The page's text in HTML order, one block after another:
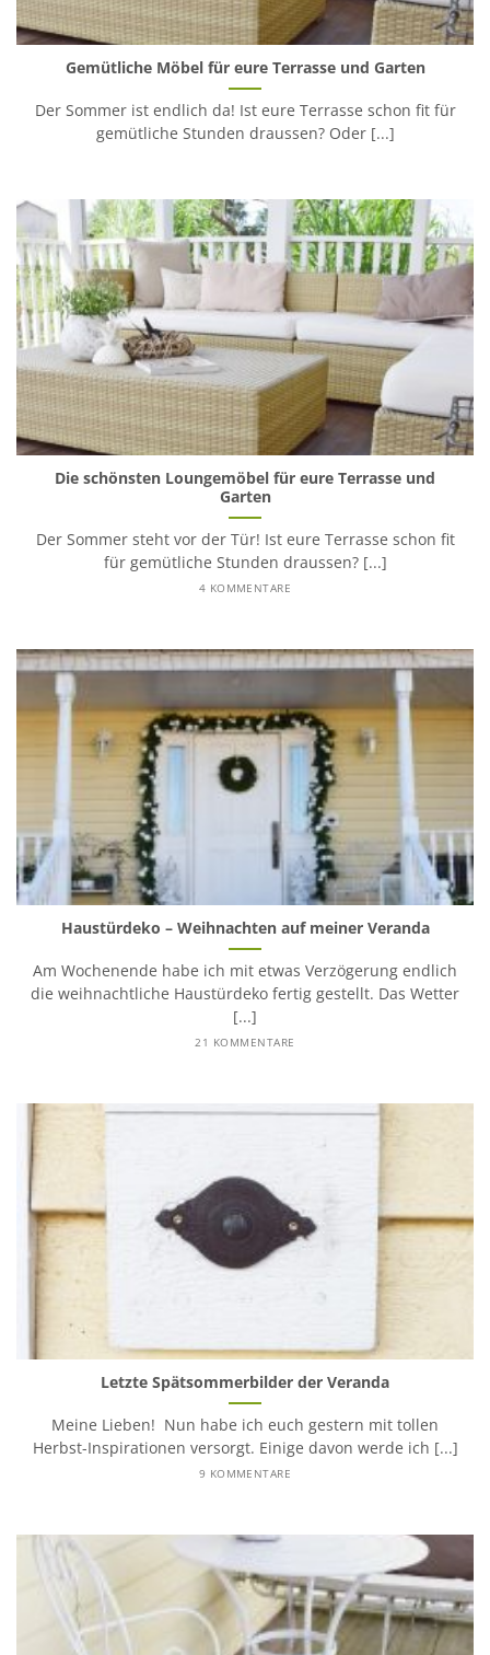
Gemütliche Möbel für eure Terrasse und Garten
Der Sommer ist endlich da! Ist eure Terrasse schon fit für
gemütliche Stunden draussen? Oder [...]
Die schönsten Loungemöbel für eure Terrasse und
Garten
Der Sommer steht vor der Tür! Ist eure Terrasse schon fit
für gemütliche Stunden draussen? [...]
4 KOMMENTARE
Haustürdeko – Weihnachten auf meiner Veranda
Am Wochenende habe ich mit etwas Verzögerung endlich
die weihnachtliche Haustürdeko fertig gestellt. Das Wetter
[...]
21 KOMMENTARE
Letzte Spätsommerbilder der Veranda
Meine Lieben! Nun habe ich euch gestern mit tollen
Herbst-Inspirationen versorgt. Einige davon werde ich [...]
9 KOMMENTARE